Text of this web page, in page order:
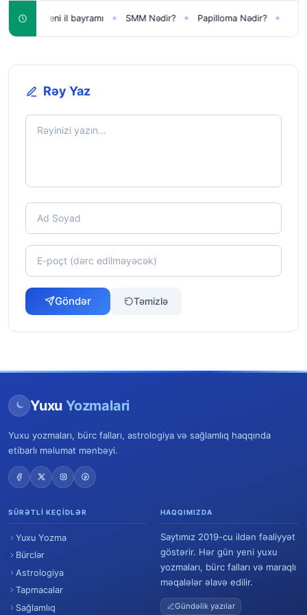
Yeni il bayramı ◆ SMM Nədir? ◆ Papilloma Nədir? ◆ Karbonat
Rəy Yaz
Göndər Təmizlə
Yuxu Yozmalari
Yuxu yozmaları, bürc falları, astrologiya və sağlamlıq haqqında
etibarlı məlumat mənbəyi.
SÜRƏTLI KEÇIDLƏR
Yuxu Yozma
Bürclər
Astrologiya
Tapmacalar
Sağlamlıq
HAQQIMIZDA
Saytımız 2019-cu ildən fəaliyyət
göstərir. Hər gün yeni yuxu
yozmaları, bürc falları və maraqlı
məqalələr əlavə edilir.
Gündəlik yazılar